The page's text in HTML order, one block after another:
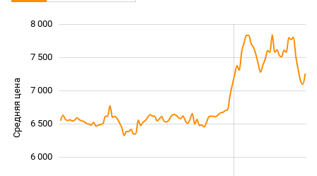
Средняя цена
6 000
6 500
7 000
7 500
8 000